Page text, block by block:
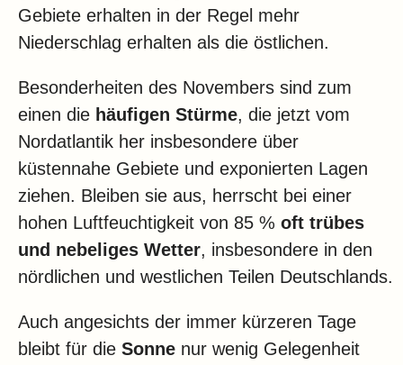
Gebiete erhalten in der Regel mehr
Niederschlag erhalten als die östlichen.
Besonderheiten des Novembers sind zum
einen die häufigen Stürme, die jetzt vom
Nordatlantik her insbesondere über
küstennahe Gebiete und exponierten Lagen
ziehen. Bleiben sie aus, herrscht bei einer
hohen Luftfeuchtigkeit von 85 % oft trübes
und nebeliges Wetter, insbesondere in den
nördlichen und westlichen Teilen Deutschlands.
Auch angesichts der immer kürzeren Tage
bleibt für die Sonne nur wenig Gelegenheit